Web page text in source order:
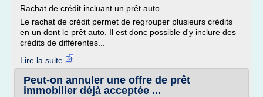
Rachat de crédit incluant un prêt auto
Le rachat de crédit permet de regrouper plusieurs crédits
en un dont le prêt auto. Il est donc possible d'y inclure des
crédits de différentes...
Lire la suite
Peut-on annuler une offre de prêt
immobilier déjà acceptée ...